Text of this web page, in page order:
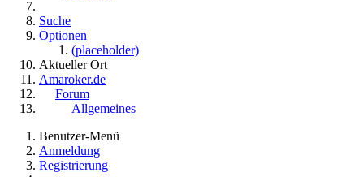
Suche
Optionen
(placeholder)
Aktueller Ort
Amaroker.de
Forum
Allgemeines
Benutzer-Menü
Anmeldung
Registrierung